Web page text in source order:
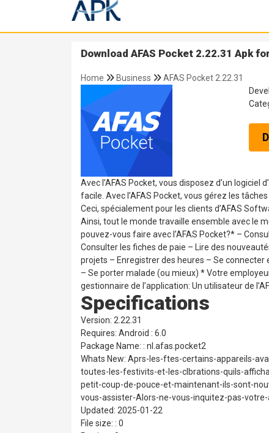
Download AFAS Pocket 2.22.31 Apk
Home Business
AFAS Pocket 2.22.31
Avec l’AFAS Pocket, vous disposez d’un
facile. Avec l’AFAS Pocket, vous gérez les
Ceci, spécialement pour les clients d’AFAS
Ainsi, tout le monde travaille ensemble avec le
pouvez-vous faire avec l’AFAS Pocket?* –
Consulter les fiches de paie – Lire des
projets – Enregistrer des heures – Se connecter
– Se porter malade (ou mieux) * Votre
gestionnaire de l’application: Un utilisateur de
Specifications
Version: 2.22.31
Requires: Android : 6.0
Package Name: : nl.afas.pocket2
Whats New: Aprs-les-ftes-certains-appareils-
toutes-les-festivits-et-les-clbrations-quils-
petit-coup-de-pouce-et-maintenant-ils-sont-
vous-assister-Alors-ne-vous-inquitez-pas-
Updated: 2025-01-22
File size: : 0